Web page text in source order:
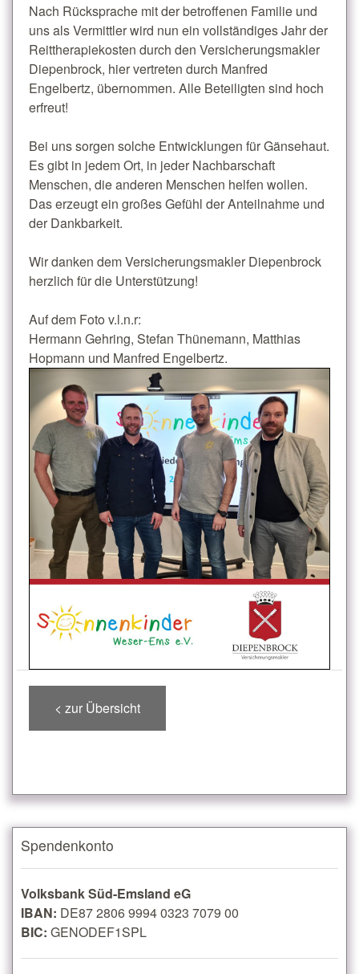
Nach Rücksprache mit der betroffenen Familie und
uns als Vermittler wird nun ein vollständiges Jahr der
Reittherapiekosten durch den Versicherungsmakler
Diepenbrock, hier vertreten durch Manfred
Engelbertz, übernommen. Alle Beteiligten sind hoch
erfreut!
Bei uns sorgen solche Entwicklungen für Gänsehaut.
Es gibt in jedem Ort, in jeder Nachbarschaft
Menschen, die anderen Menschen helfen wollen.
Das erzeugt ein großes Gefühl der Anteilnahme und
der Dankbarkeit.
Wir danken dem Versicherungsmakler Diepenbrock
herzlich für die Unterstützung!
Auf dem Foto v.l.n.r:
Hermann Gehring, Stefan Thünemann, Matthias
Hopmann und Manfred Engelbertz.
< zur Übersicht
Spendenkonto
Volksbank Süd-Emsland eG
IBAN: DE87 2806 9994 0323 7079 00
BIC: GENODEF1SPL